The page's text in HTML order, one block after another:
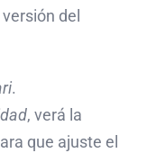
del
.
, verá la
que ajuste el